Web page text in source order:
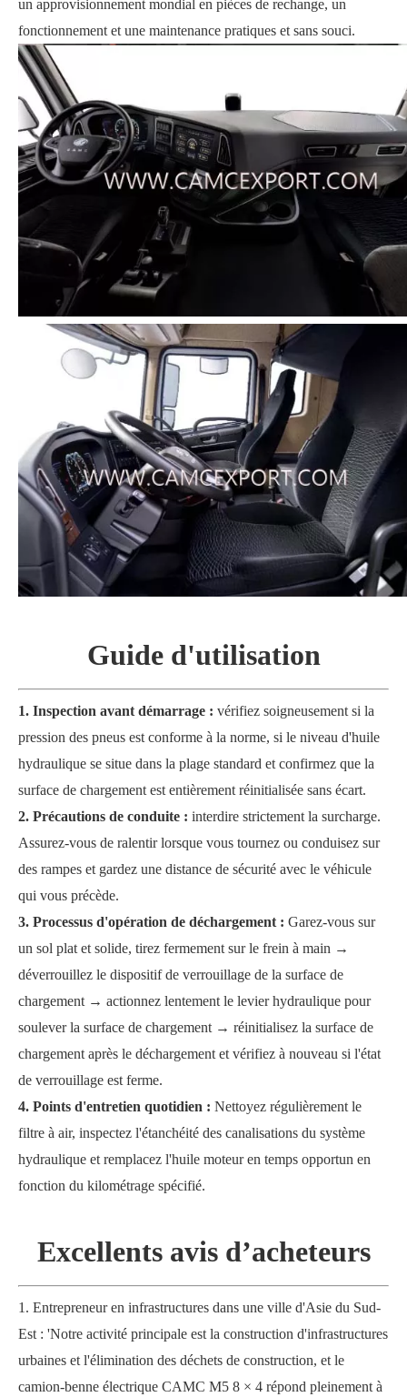
un approvisionnement mondial en pièces de rechange, un
fonctionnement et une maintenance pratiques et sans souci.
Guide d'utilisation
1. Inspection avant démarrage : vérifiez soigneusement si la
pression des pneus est conforme à la norme, si le niveau d'huile
hydraulique se situe dans la plage standard et confirmez que la
surface de chargement est entièrement réinitialisée sans écart.
2. Précautions de conduite : interdire strictement la surcharge.
Assurez-vous de ralentir lorsque vous tournez ou conduisez sur
des rampes et gardez une distance de sécurité avec le véhicule
qui vous précède.
3. Processus d'opération de déchargement : Garez-vous sur
un sol plat et solide, tirez fermement sur le frein à main →
déverrouillez le dispositif de verrouillage de la surface de
chargement → actionnez lentement le levier hydraulique pour
soulever la surface de chargement → réinitialisez la surface de
chargement après le déchargement et vérifiez à nouveau si l'état
de verrouillage est ferme.
4. Points d'entretien quotidien : Nettoyez régulièrement le
filtre à air, inspectez l'étanchéité des canalisations du système
hydraulique et remplacez l'huile moteur en temps opportun en
fonction du kilométrage spécifié.
Excellents avis d’acheteurs
1. Entrepreneur en infrastructures dans une ville d'Asie du Sud-
Est : 'Notre activité principale est la construction d'infrastructures
urbaines et l'élimination des déchets de construction, et le
camion-benne électrique CAMC M5 8 × 4 répond pleinement à